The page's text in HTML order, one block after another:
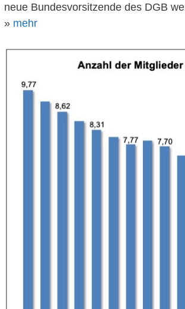
neue Bundesvorsitzende des DGB
» mehr